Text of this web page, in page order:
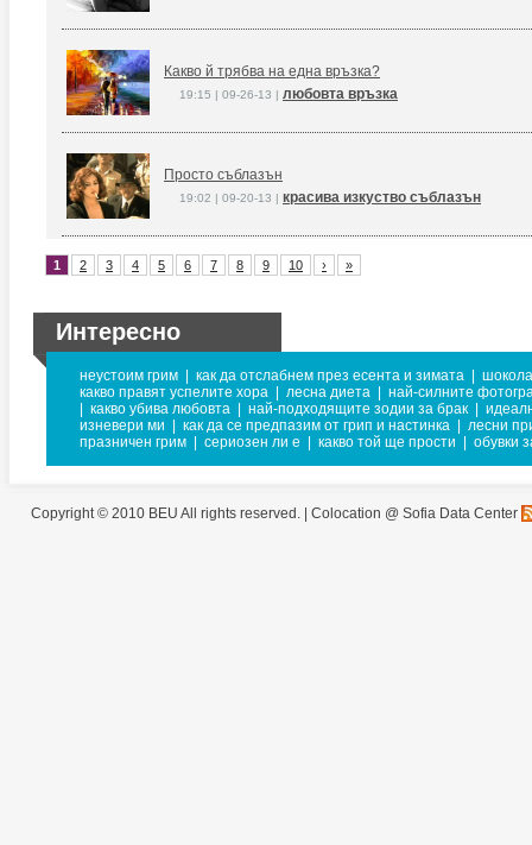
Какво й трябва на една връзка?
19:15 | 09-26-13 | любовта връзка
Просто съблазън
19:02 | 09-20-13 | красива изкуство съблазън
1 2 3 4 5 6 7 8 9 10 › »
Интересно
неустоим грим как да отслабнем през есента и зимата
какво правят успелите хора
лесна диета
най-силните
какво убива любовта най-подходящите зодии за брак
изневери ми
как да се предпазим от грип и настинка
лесни
празничен грим
сериозен ли е какво той ще прости обувки
Copyright © 2010 BEU All rights reserved. | Colocation @ Sofia Data Center